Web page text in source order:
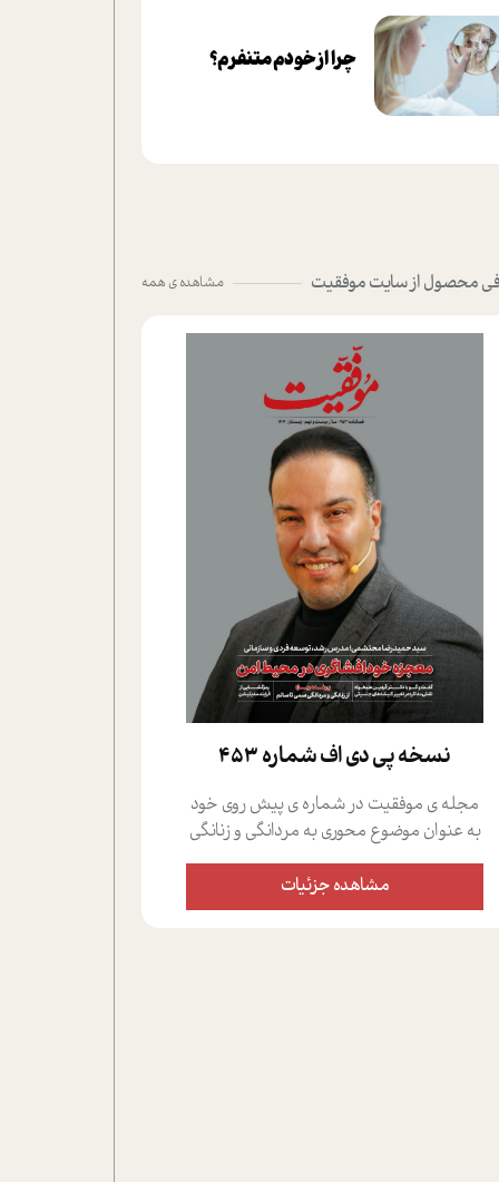
چرا از خودم متنفرم؟
محصول از سایت موفقیت مشاهده ی همه
نسخه پي دي اف شماره 453
مجله ی موفقیت در شماره ی پیش روی خود
به عنوان موضوع محوری به مردانگی و زنانگی
سمی پرداخته است؛ علاوه بر این که؛ گفت و
گویی اختصاصی داشته ایم با فردین علیخواه،
جامعه شناس در بخش های مختلف تلاش
مشاهده جزئیات